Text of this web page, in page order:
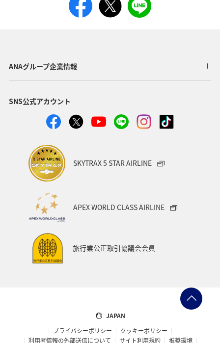
ANAグループ企業情報
SNS公式アカウント
SKYTRAX 5 STAR AIRLINE
APEX WORLD CLASS AIRLINE
旅行業公正取引協議会会員
JAPAN
プライバシーポリシー
クッキーポリシー
利用者情報の外部送信について
サイト利用規約 推奨環境